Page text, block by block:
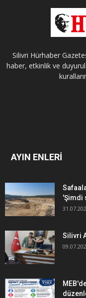
Silivri Hürhaber
haber, etkinlik ve
AYIN ENLERİ
'Şimdi
Silivri